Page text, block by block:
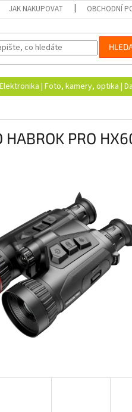
JAK NAKUPOVAT OBCHODNÍ
| Foto, kamery, optika |
HABROK PRO